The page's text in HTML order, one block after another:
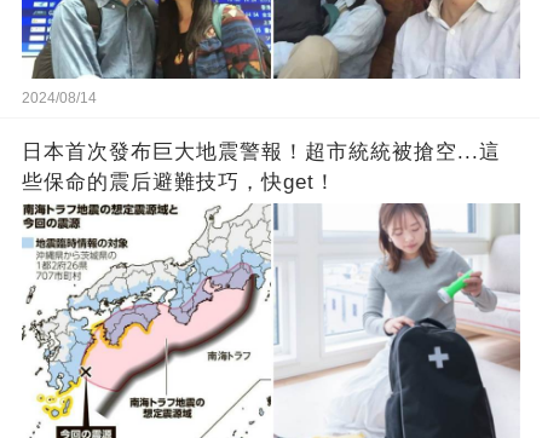
2024/08/14
日本首次發布巨大地震警報！超市統統被搶空...這
些保命的震后避難技巧，快get！